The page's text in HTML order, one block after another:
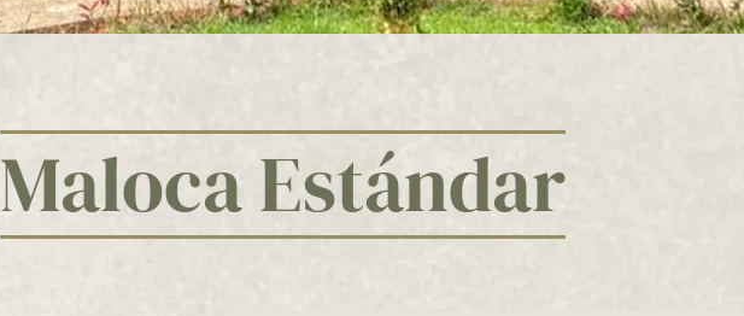
Maloca Estándar